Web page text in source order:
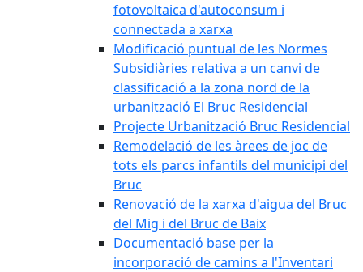
fotovoltaica d'autoconsum i
connectada a xarxa
Modificació puntual de les Normes
Subsidiàries relativa a un canvi de
classificació a la zona nord de la
urbanització El Bruc Residencial
Projecte Urbanització Bruc Residencial
Remodelació de les àrees de joc de
tots els parcs infantils del municipi del
Bruc
Renovació de la xarxa d'aigua del Bruc
del Mig i del Bruc de Baix
Documentació base per la
incorporació de camins a l'Inventari